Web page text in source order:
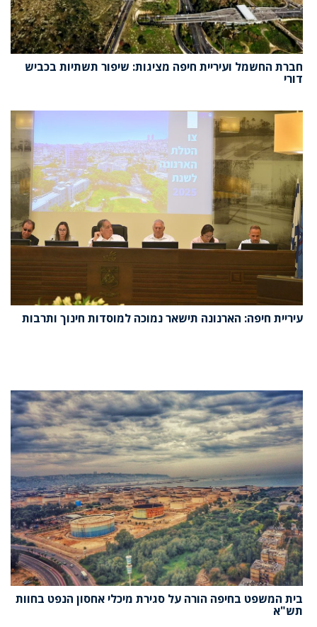
חברת החשמל ועיריית חיפה מציגות: שיפור תשתיות בכביש
דורי
עיריית חיפה: הארנונה תישאר נמוכה למוסדות חינוך ותרבות
בית המשפט בחיפה הורה על סגירת מיכלי אחסון הנפט בחוות
תש"א